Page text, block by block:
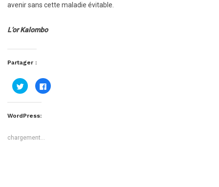
avenir sans cette maladie évitable.
L’or Kalombo
Partager :
Cliquez
pour
partager
sur
dans
une
Cliquez
pour
WordPress:
chargement…